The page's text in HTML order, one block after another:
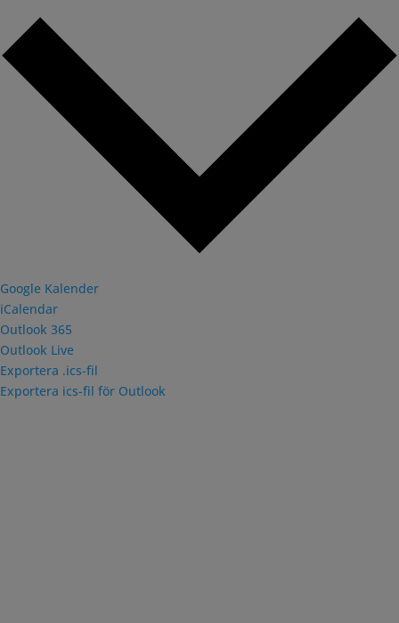
Google Kalender
iCalendar
Outlook 365
Outlook Live
Exportera .ics-fil
Exportera ics-fil för Outlook